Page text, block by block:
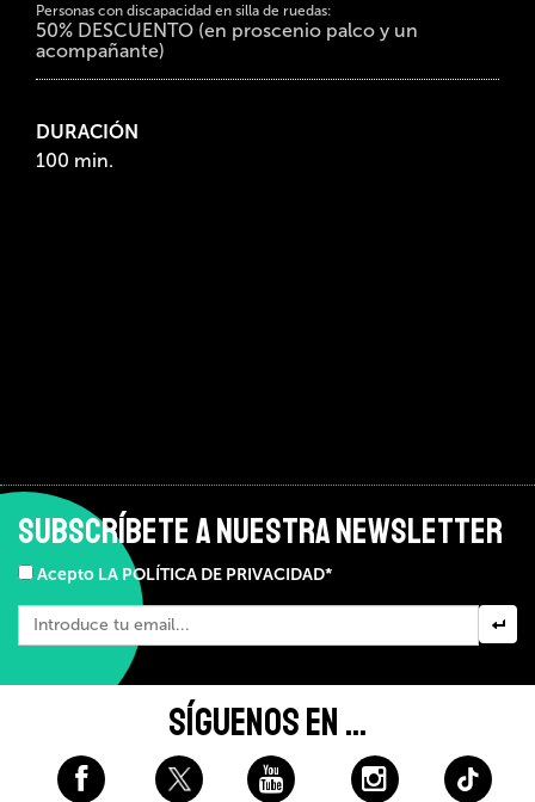
Personas con discapacidad en silla de ruedas:
50% DESCUENTO (en proscenio palco y un
acompañante)
DURACIÓN
100 min.
SUBSCRÍBETE A NUESTRA NEWSLETTER
Acepto LA POLÍTICA DE PRIVACIDAD*
SÍGUENOS EN ...